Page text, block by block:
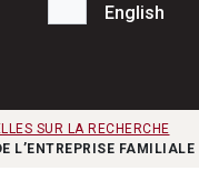
Recherche...
English
SUR LA RECHERCHE
L’ENTREPRISE